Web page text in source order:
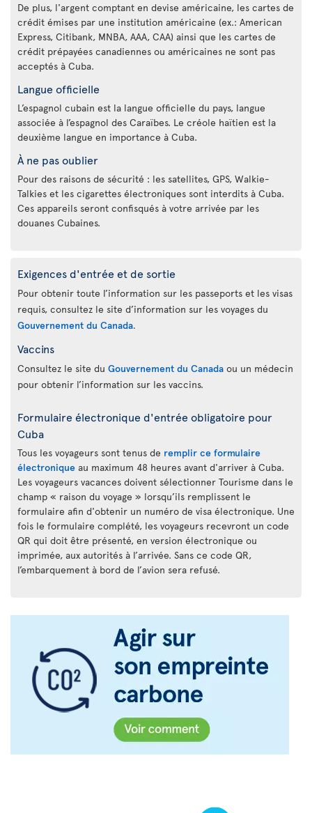
De plus, l'argent comptant en devise américaine, les cartes de
crédit émises par une institution américaine (ex.: American
Express, Citibank, MNBA, AAA, CAA) ainsi que les cartes de
crédit prépayées canadiennes ou américaines ne sont pas
acceptés à Cuba.
Langue officielle
L’espagnol cubain est la langue officielle du pays, langue
associée à l’espagnol des Caraïbes. Le créole haïtien est la
deuxième langue en importance à Cuba.
À ne pas oublier
Pour des raisons de sécurité : les satellites, GPS, Walkie-
Talkies et les cigarettes électroniques sont interdits à Cuba.
Ces appareils seront confisqués à votre arrivée par les
douanes Cubaines.
Exigences d'entrée et de sortie
Pour obtenir toute l’information sur les passeports et les visas
requis, consultez le site d’information sur les voyages du
Gouvernement du Canada.
Vaccins
Consultez le site du Gouvernement du Canada ou un médecin
pour obtenir l’information sur les vaccins.
Formulaire électronique d'entrée obligatoire pour
Cuba
Tous les voyageurs sont tenus de remplir ce formulaire
électronique au maximum 48 heures avant d'arriver à Cuba.
Les voyageurs vacances doivent sélectionner Tourisme dans le
champ « raison du voyage » lorsqu’ils remplissent le
formulaire afin d'obtenir un numéro de visa électronique. Une
fois le formulaire complété, les voyageurs recevront un code
QR qui doit être présenté, en version électronique ou
imprimée, aux autorités à l’arrivée. Sans ce code QR,
l’embarquement à bord de l’avion sera refusé.